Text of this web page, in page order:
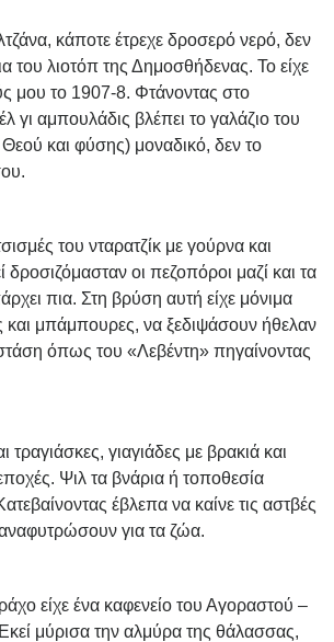
κάποτε έτρεχε δροσερό νερό, δεν
του λιοτόπ της Δημοσθήδενας. Το είχε
μου το 1907-8. Φτάνοντας στο
γι αμπουλάδις βλέπει το γαλάζιο του
και φύσης) μοναδικό, δεν το
του νταρατζίκ με γούρνα και
δροσιζόμασταν οι πεζοπόροι μαζί και τα
πια. Στη βρύση αυτή είχε μόνιμα
και μπάμπουρες, να ξεδιψάσουν ήθελαν
όπως του «Λεβέντη» πηγαίνοντας
τραγιάσκες, γιαγιάδες με βρακιά και
Ψιλ τα βνάρια ή τοποθεσία
έβλεπα να καίνε τις αστβές
για τα ζώα.
είχε ένα καφενείο του Αγοραστού –
μύρισα την αλμύρα της θάλασσας,